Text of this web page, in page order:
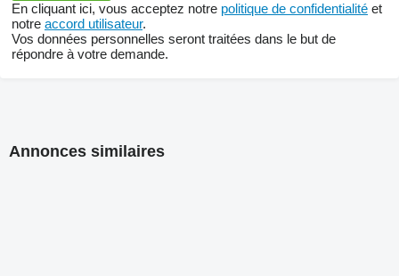
En cliquant ici, vous acceptez notre politique de confidentialité et
notre accord utilisateur.
Vos données personnelles seront traitées dans le but de
répondre à votre demande.
Annonces similaires